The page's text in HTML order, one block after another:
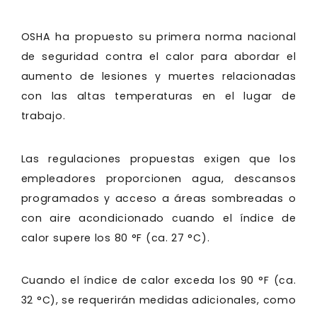
OSHA ha propuesto su primera norma nacional
de seguridad contra el calor para abordar el
aumento de lesiones y muertes relacionadas
con las altas temperaturas en el lugar de
trabajo.
Las regulaciones propuestas exigen que los
empleadores proporcionen agua, descansos
programados y acceso a áreas sombreadas o
con aire acondicionado cuando el índice de
calor supere los 80 °F (ca. 27 °C).
Cuando el índice de calor exceda los 90 °F (ca.
32 °C), se requerirán medidas adicionales, como